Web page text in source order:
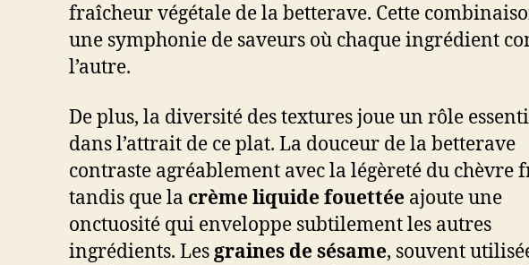
fraîcheur végétale de la betterave. Cette
une symphonie de saveurs où chaque ingrédient
l’autre.
De plus, la diversité des textures joue un rôle
dans l’attrait de ce plat. La douceur de la betterave
contraste agréablement avec la légèreté du chèvre
tandis que la crème liquide fouettée ajoute une
onctuosité qui enveloppe subtilement les autres
ingrédients. Lesgraines de sésame, souvent